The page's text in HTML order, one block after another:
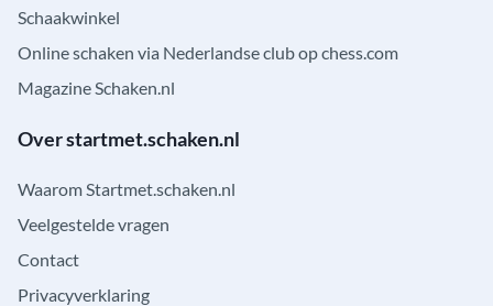
Schaakwinkel
Online schaken via Nederlandse club op chess.com
Magazine Schaken.nl
Over startmet.schaken.nl
Waarom Startmet.schaken.nl
Veelgestelde vragen
Contact
Privacyverklaring